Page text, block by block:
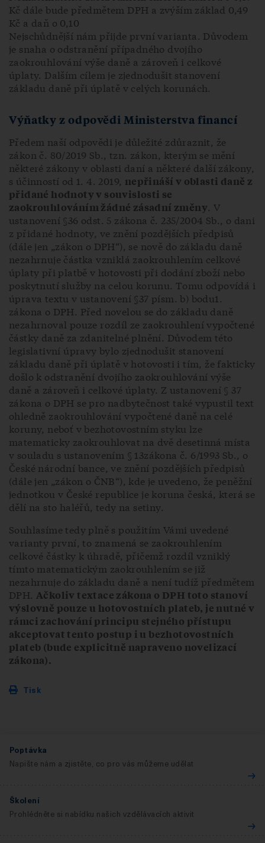
Kč dále bude předmětem DPH a zvýším základ 0,49
Kč a daň o 0,10
Nejschůdnější nám přijde první varianta. Důvodem
je snaha o odstranění případného dvojího
zaokrouhlování výše daně a zároveň i celkové
úplaty. Dalším cílem je zjednodušit stanovení
základu daně při úplatě v celých korunách.
Výňatky z odpovědi Ministerstva financí
Předem naší odpovědi je důležité zdůraznit, že
zákon č. 80/2019 Sb., tzn. zákon, kterým se mění
některé zákony v oblasti daní a některé další zákony,
s účinností od 1. 4. 2019, nepřináší v oblasti daně z
přidané hodnoty v souvislosti se
zaokrouhlováním žádné zásadní změny. V
ustanovení §36 odst. 5 zákona č. 235/2004 Sb., o dani
z přidané hodnoty, ve znění pozdějších předpisů
(dále jen „zákon o DPH“), se nově do základu daně
nezahrnuje částka vzniklá zaokrouhlením celkové
úplaty při platbě v hotovosti při dodání zboží nebo
poskytnutí služby na celou korunu. Tomu odpovídá i
úprava textu v ustanovení §37 písm. b) bodu1.
zákona o DPH. Před novelou se do základu daně
nezahrnoval pouze rozdíl ze zaokrouhlení vypočtené
částky daně za zdanitelné plnění. Důvodem této
legislativní úpravy bylo zjednodušit stanovení
základu daně při úplatě v hotovosti i tím, že fakticky
došlo k odstranění dvojího zaokrouhlování výše
daně a zároveň i celkové úplaty. Z ustanovení § 37
zákona o DPH se pro nadbytečnost také vypustil text
ohledně zaokrouhlování vypočtené daně na celé
koruny, neboť v bezhotovostním styku lze
matematicky zaokrouhlovat na dvě desetinná místa
v souladu s ustanovením § 13zákona č. 6/1993 Sb., o
České národní bance, ve znění pozdějších předpisů
(dále jen „zákon o ČNB“), kde je uvedeno, že peněžní
jednotkou v České republice je koruna česká, která se
dělí na sto haléřů, tedy na setiny.
Souhlasíme tedy plně s použitím Vámi uvedené
varianty první, to znamená se zaokrouhlením
celkové částky k úhradě, přičemž rozdíl vzniklý
tímto matematickým zaokrouhlením se již
nezahrnuje do základu daně a není tudíž předmětem
DPH. Ačkoliv textace zákona o DPH toto stanoví
výslovně pouze u hotovostních plateb, je nutné v
rámci zachování principu stejného přístupu
akceptovat tento postup i u bezhotovostních
plateb (bude explicitně napraveno novelizací
zákona).
Tisk
Poptávka
Napište nám a zjistěte, co pro vás můžeme udělat
Školení
Prohlédněte si nabídku našich vzdělávacích aktivit